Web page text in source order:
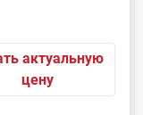
актуальную
цену